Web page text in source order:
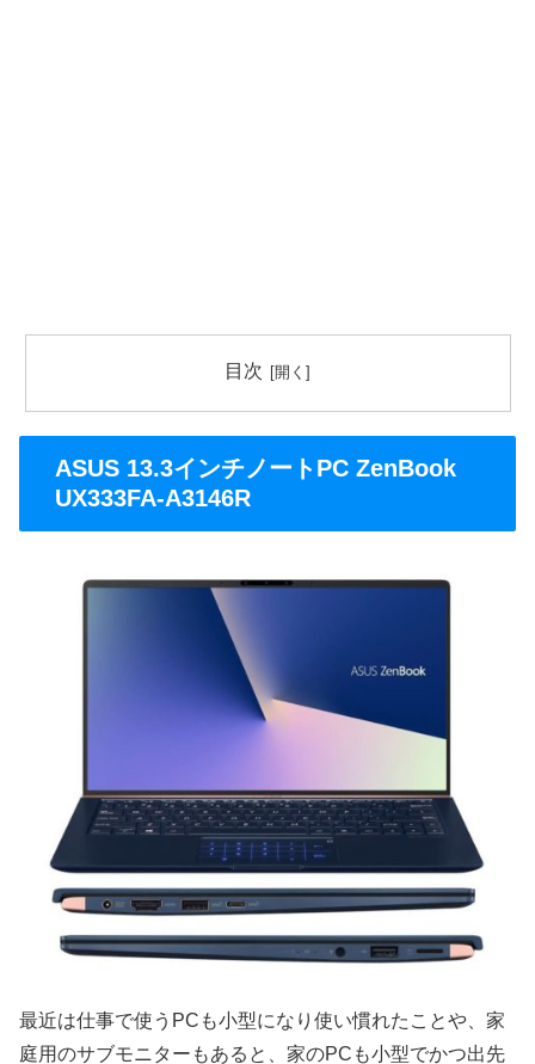
目次
ASUS 13.3インチノートPC ZenBook
UX333FA-A3146R
最近は仕事で使うPCも小型になり使い慣れたことや、家
庭用のサブモニターもあると、家のPCも小型でかつ出先